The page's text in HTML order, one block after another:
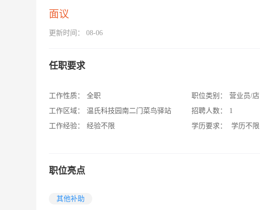
面议
更新时间： 08-06
任职要求
工作性质：
全职
工作区域：
温氏科技园南二门菜鸟驿站
工作经验：
经验不限
职位类别：
营业员/店
招聘人数：
1
学历要求：
学历不限
职位亮点
其他补助